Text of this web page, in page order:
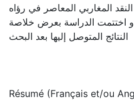
المغاربي المعاصر في رؤاه
و اختتمت الدراسة بعرض خلاصة
النتائج المتوصل إليها بعد البحث
Résumé (Français et/ou